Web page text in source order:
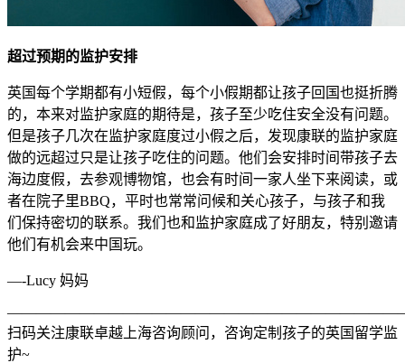
超过预期的监护安排
英国每个学期都有小短假，每个小假期都让孩子回国也挺折腾
的，本来对监护家庭的期待是，孩子至少吃住安全没有问题。
但是孩子几次在监护家庭度过小假之后，发现康联的监护家庭
做的远超过只是让孩子吃住的问题。他们会安排时间带孩子去
海边度假，去参观博物馆，也会有时间一家人坐下来阅读，或
者在院子里BBQ，平时也常常问候和关心孩子，与孩子和我
们保持密切的联系。我们也和监护家庭成了好朋友，特别邀请
他们有机会来中国玩。
—-Lucy 妈妈
扫码关注康联卓越上海咨询顾问，咨询定制孩子的英国留学监
护~